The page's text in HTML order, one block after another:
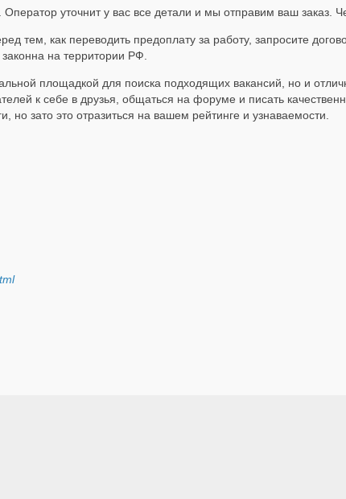
уточнит у вас все детали и мы отправим ваш заказ.
тем, как переводить предоплату за работу, запросите
на территории РФ.
площадкой для поиска подходящих вакансий, но и
к себе в друзья, общаться на форуме и писать
но зато это отразиться на вашем рейтинге и узнаваемости.